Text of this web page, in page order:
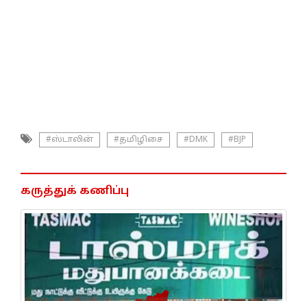
#ஸ்டாலின் #தமிழிசை #DMK #BJP
கருத்துக் கணிப்பு